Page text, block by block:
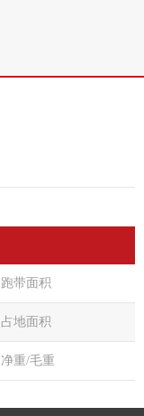
跑带面积
占地面积
净重/毛重